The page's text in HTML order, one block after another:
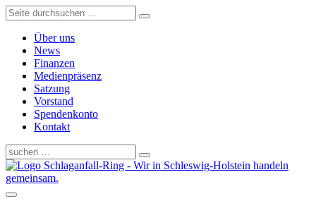
Über uns
News
Finanzen
Medienpräsenz
Satzung
Vorstand
Spendenkonto
Kontakt
Schlaganfall-Ring - Wir in Schleswig-Holstein handeln
gemeinsam.